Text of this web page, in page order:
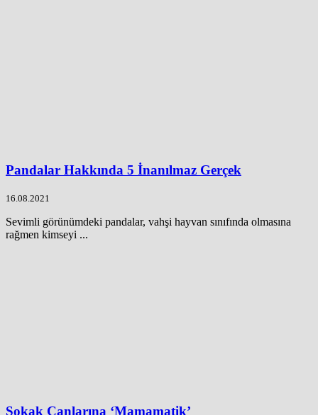
Pandalar Hakkında 5 İnanılmaz Gerçek
16.08.2021
Sevimli görünümdeki pandalar, vahşi hayvan sınıfında olmasına
rağmen kimseyi ...
Sokak Canlarına ‘Mamamatik’